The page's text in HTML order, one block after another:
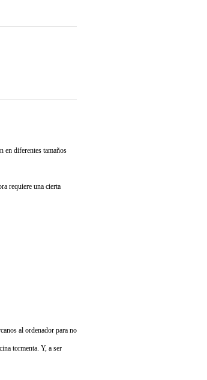
en diferentes tamaños
requiere una cierta
al ordenador para no
tormenta. Y, a ser